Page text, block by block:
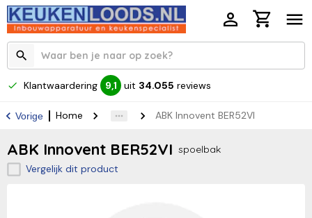
Klantwaardering 9,1 uit 34.055 reviews
Vorige Home ABK Innovent BER52VI
ABK Innovent BER52VI spoelbak
Vergelijk dit product